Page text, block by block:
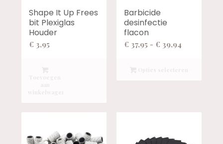
Shape It Up Frees
bit Plexiglas
Houder
€ 3,95
Barbicide
desinfectie
flacon
€ 37,95 - € 39,94Prijsklasse: